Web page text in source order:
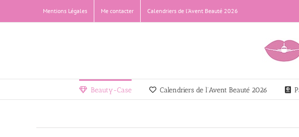
contenu
Mentions Légales Me contacter Calendriers de l’Avent Beauté 2026
Beauty-Case Calendriers de l’Avent Beauté 2026